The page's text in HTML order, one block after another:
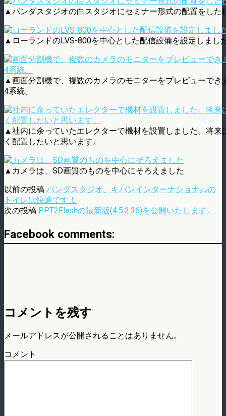
▲パンダスタジオの白スタジオにセミナー形式の配置をした
▲ローランドのLVS-800を中心とした配信設備を設定しまし
▲画面分割機で、複数のカメラのモニターをプレビューでき
4系統。
▲社内に余っていたエレクターで機材を設置しました。将来
く配置したいと思います。
▲カメラは、SD画質のものを中心にそろえました
以前の投稿 パンダスタジオ、キバンインターナショナルの
トイレは快適ですよ
次の投稿 PPT2Flashの最新版(4.5.2.36)を公開いたします。
Facebook comments:
コメントを残す
メールアドレスが公開されることはありません。
コメント